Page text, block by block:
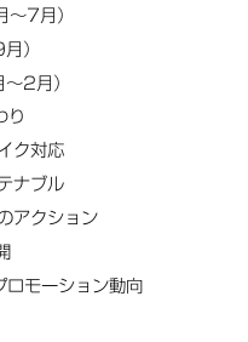
～7月）
）
2月）
り
ク対応
ナブル
アクション
ロモーション動向